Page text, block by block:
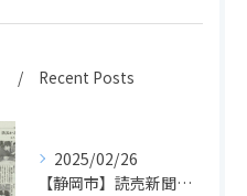
Recent Posts
2025/02/26
【静岡市】読売新聞に掲載されました！長島設備の高卒採用活動